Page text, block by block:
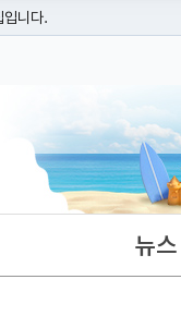
입니다.
용하고 있다면 아래 URL에
뉴스